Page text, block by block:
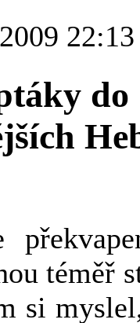
22:13
téměř
si